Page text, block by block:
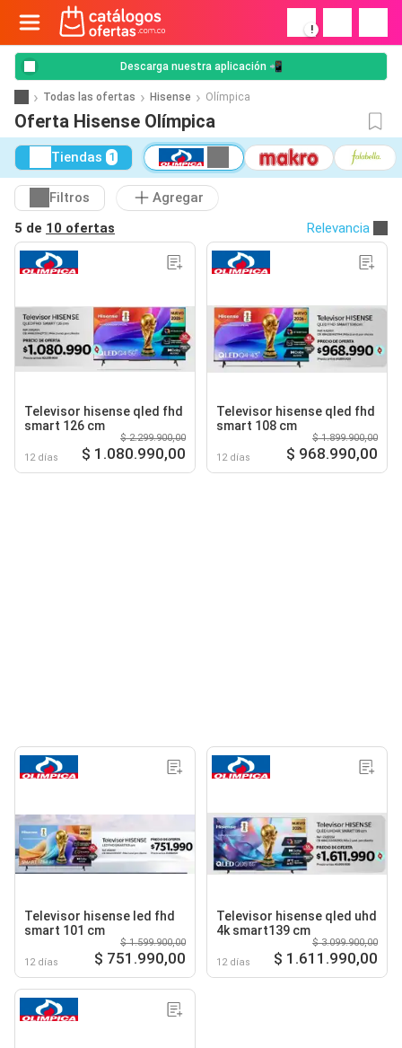
!
Descarga nuestra aplicación 📲
Todas las ofertas Hisense Olímpica
Oferta Hisense Olímpica
Tiendas 1
Filtros
Agregar
5 de 10 ofertas Relevancia
Televisor hisense qled fhd
smart 126 cm
12 días
$ 2.299.900,00
$ 1.080.990,00
Televisor hisense qled fhd
smart 108 cm
12 días
$ 1.899.900,00
$ 968.990,00
Televisor hisense led fhd
smart 101 cm
12 días
$ 1.599.900,00
$ 751.990,00
Televisor hisense qled uhd
4k smart139 cm
12 días
$ 3.099.900,00
$ 1.611.990,00